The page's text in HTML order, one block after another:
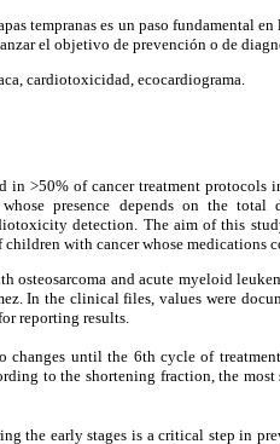
tempranas es un paso fundamental
el objetivo de prevención o de
cardiotoxicidad, ecocardiograma.
in >50% of cancer treatment protocols
presence depends on the total
detection. The aim of this
with cancer whose medications
osteosarcoma and acute myeloid
In the clinical files, values were
reporting results.
changes until the 6th cycle of
to the shortening fraction, the
the early stages is a critical step in